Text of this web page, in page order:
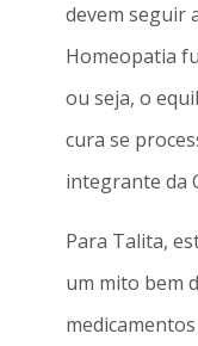
devem seguir
Homeopatia
ou seja, o
cura se
integrante da
Para Talita,
um mito bem